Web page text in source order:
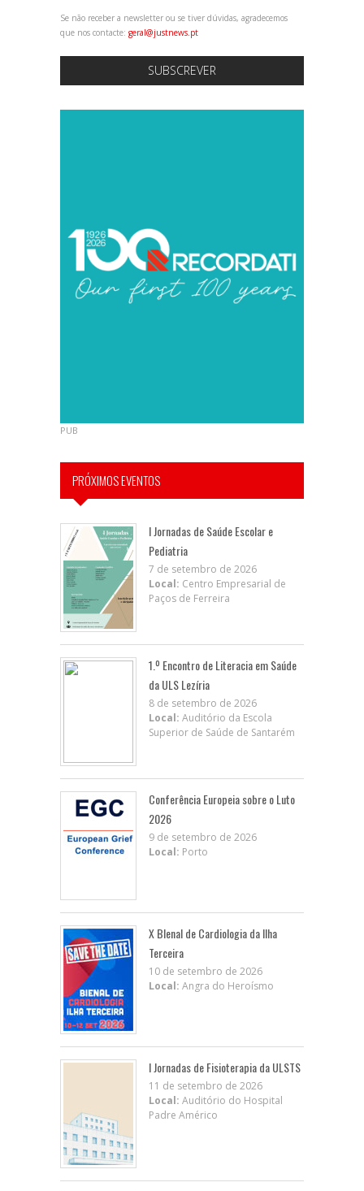
Se não receber a newsletter ou se tiver dúvidas, agradecemos
que nos contacte: geral@justnews.pt
SUBSCREVER
PUB
PRÓXIMOS EVENTOS
I Jornadas de Saúde Escolar e
Pediatria
7 de setembro de 2026
Local: Centro Empresarial de
Paços de Ferreira
1.º Encontro de Literacia em Saúde
da ULS Lezíria
8 de setembro de 2026
Local: Auditório da Escola
Superior de Saúde de Santarém
Conferência Europeia sobre o Luto
2026
9 de setembro de 2026
Local: Porto
X BIenal de Cardiologia da Ilha
Terceira
10 de setembro de 2026
Local: Angra do Heroísmo
I Jornadas de Fisioterapia da ULSTS
11 de setembro de 2026
Local: Auditório do Hospital
Padre Américo